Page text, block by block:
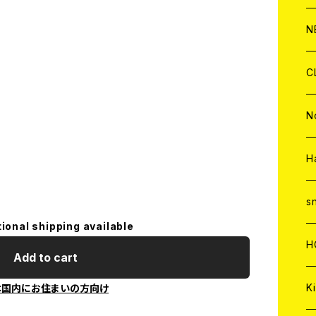
shipping available
Add to cart
国内にお住まいの方向け